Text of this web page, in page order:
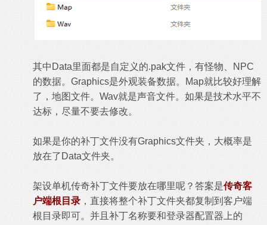
其中Data里面都是自定义的.pak文件，有怪物、NPC
的数据。Graphics是外观装备数据。Map就比较好理解
了，地图文件。Wav就是声音文件。如果是技术水平不
达标，尽量不要去修改。
如果是你的补丁文件没有Graphics文件夹，大概率是
放在了Data文件夹。
架设单机传奇补丁文件要放在哪里呢？答案是传奇客
户端根目录 ，直接将整个补丁文件夹都复制到客户端
根目录即可。并且补丁名称要和登录器配置器上的